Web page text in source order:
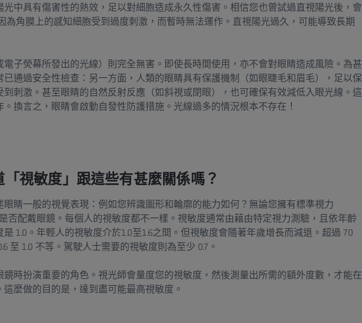
中具有傷害性的熱效，足以對細胞造成永久性傷害。相信您也曾試過直視陽光後，會
為角膜上的感知細胞受到過度刺激，而暫時無法運作。直視陽光過久，可能導致長期
子熒幕所發出的光線）則完全無害。即使長時間使用，亦不會對眼睛造成風險。為甚
通過安全性檢查：另一方面，人類的眼睛具有保護機制（如眼睫毛和眉毛），足以保
刺激。甚至眼睛的自然反射反應（如斜視或閉眼），也可確保有效減低入眼光線。這
換言之，眼睛會啟動自發性防護措施。光線過多的情況根本不存在！
「視敏度」跟這些有甚麼關係嗎？
睛一般的視覺表現：例如您辨識圖形和輪廓的能力如何？無論您擁有標準視力
否配戴眼鏡。每個人的視敏度都不一樣。視敏度通常由藉由特定視力測驗，且依年齡
1.0。年輕人的視敏度介於1.0至1.6之間。但視敏度會隨著年歲增長而減退。超過 70
至 1.0 不等。駕駛人士需要的視敏度則為至少 0.7。
時扮演重要的角色。視光師會量度您的視敏度，然後測量出所需的額外度數，才能在
麼做的目的是，達到盡可能最高視敏度。